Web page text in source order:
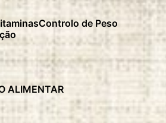
Controlo de Peso
ALIMENTAR